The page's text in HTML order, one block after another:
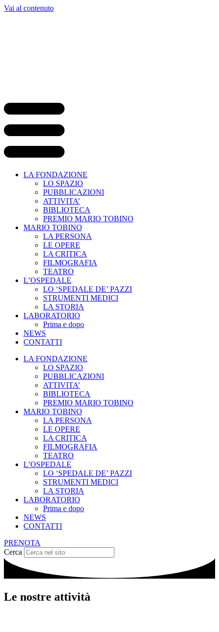
Vai al contenuto
LA FONDAZIONE
LO SPAZIO
PUBBLICAZIONI
ATTIVITA’
BIBLIOTECA
PREMIO MARIO TOBINO
MARIO TOBINO
LA PERSONA
LE OPERE
LA CRITICA
FILMOGRAFIA
TEATRO
L’OSPEDALE
LO ‘SPEDALE DE’ PAZZI
STRUMENTI MEDICI
LA STORIA
LABORATORIO
Prima e dopo
NEWS
CONTATTI
LA FONDAZIONE
LO SPAZIO
PUBBLICAZIONI
ATTIVITA’
BIBLIOTECA
PREMIO MARIO TOBINO
MARIO TOBINO
LA PERSONA
LE OPERE
LA CRITICA
FILMOGRAFIA
TEATRO
L’OSPEDALE
LO ‘SPEDALE DE’ PAZZI
STRUMENTI MEDICI
LA STORIA
LABORATORIO
Prima e dopo
NEWS
CONTATTI
PRENOTA
Cerca
Le nostre attività